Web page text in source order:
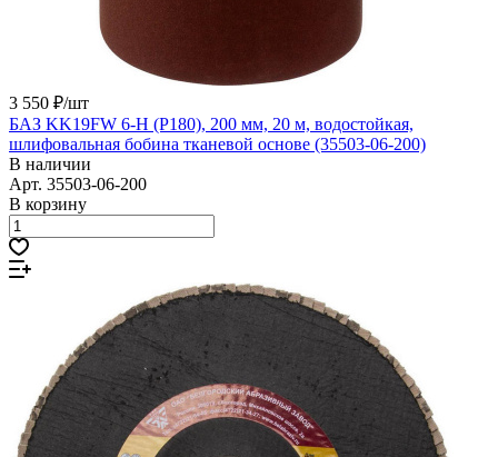
3 550 ₽/шт
БАЗ KK19FW 6-H (Р180), 200 мм, 20 м, водостойкая,
шлифовальная бобина тканевой основе (35503-06-200)
В наличии
Арт. 35503-06-200
В корзину